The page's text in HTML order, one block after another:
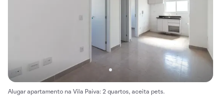
Alugar apartamento na Vila Paiva: 2 quartos, aceita pets.